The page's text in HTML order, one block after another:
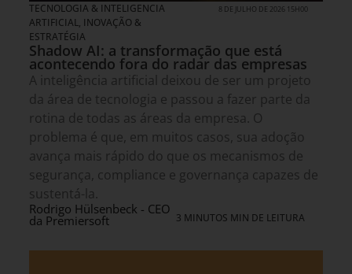
TECNOLOGIA & INTELIGENCIA
ARTIFICIAL, INOVAÇÃO &
ESTRATÉGIA
8 DE JULHO DE 2026 15H00
Shadow AI: a transformação que está
acontecendo fora do radar das empresas
A inteligência artificial deixou de ser um projeto
da área de tecnologia e passou a fazer parte da
rotina de todas as áreas da empresa. O
problema é que, em muitos casos, sua adoção
avança mais rápido do que os mecanismos de
segurança, compliance e governança capazes de
sustentá-la.
Rodrigo Hülsenbeck - CEO
da Premiersoft 3 MINUTOS MIN DE LEITURA